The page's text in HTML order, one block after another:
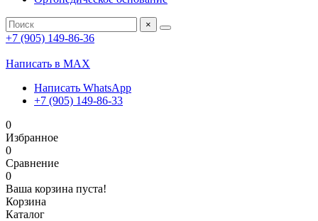
×
+7 (905) 149-86-36
Написать в MAX
Написать WhatsApp
+7 (905) 149-86-33
0
Избранное
0
Сравнение
0
Ваша корзина пуста!
Корзина
Каталог